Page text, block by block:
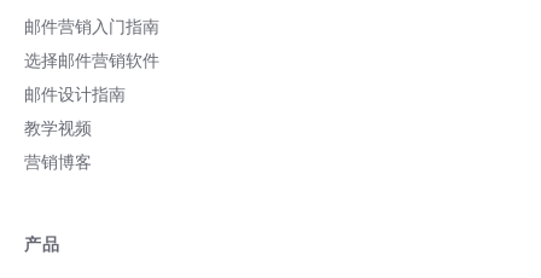
邮件营销入门指南
选择邮件营销软件
邮件设计指南
教学视频
营销博客
产品